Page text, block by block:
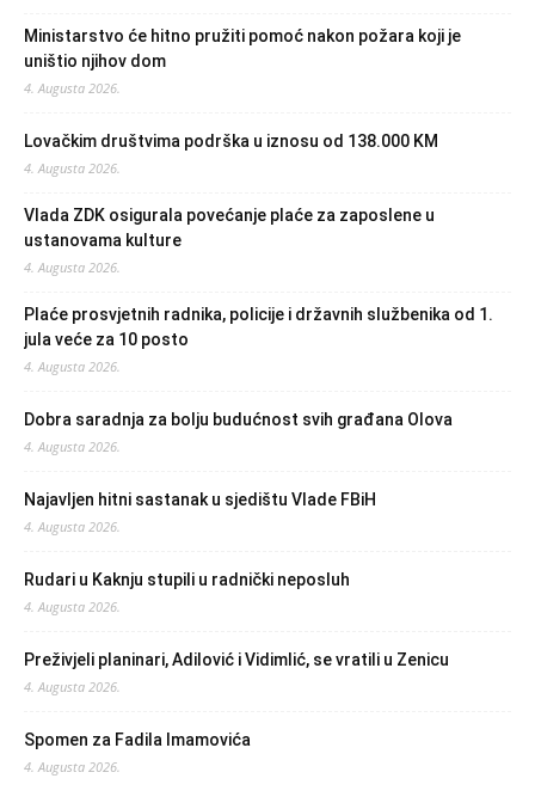
Ministarstvo će hitno pružiti pomoć nakon požara koji je
uništio njihov dom
4. Augusta 2026.
Lovačkim društvima podrška u iznosu od 138.000 KM
4. Augusta 2026.
Vlada ZDK osigurala povećanje plaće za zaposlene u
ustanovama kulture
4. Augusta 2026.
Plaće prosvjetnih radnika, policije i državnih službenika od 1.
jula veće za 10 posto
4. Augusta 2026.
Dobra saradnja za bolju budućnost svih građana Olova
4. Augusta 2026.
Najavljen hitni sastanak u sjedištu Vlade FBiH
4. Augusta 2026.
Rudari u Kaknju stupili u radnički neposluh
4. Augusta 2026.
Preživjeli planinari, Adilović i Vidimlić, se vratili u Zenicu
4. Augusta 2026.
Spomen za Fadila Imamovića
4. Augusta 2026.